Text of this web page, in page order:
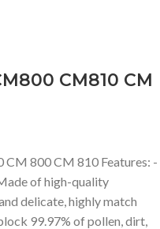
CM810 CM
800 CM 810 Features: -
of high-quality
delicate, highly match
99.97% of pollen, dirt,